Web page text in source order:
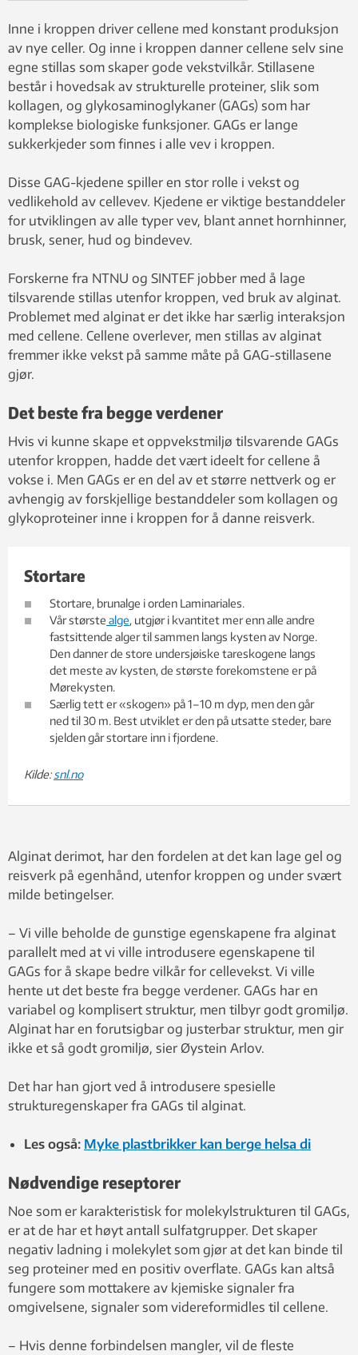
and scaffolding structures to be able to
grow cells and living tissue outside the
body,” says Øystein Arlov at SINTEF
Biotechnology. Photo: Per Henning / NTNU
Inne i kroppen driver cellene med konstant produksjon
av nye celler. Og inne i kroppen danner cellene selv sine
egne stillas som skaper gode vekstvilkår. Stillasene
består i hovedsak av strukturelle proteiner, slik som
kollagen, og glykosaminoglykaner (GAGs) som har
komplekse biologiske funksjoner. GAGs er lange
sukkerkjeder som finnes i alle vev i kroppen.
Disse GAG-kjedene spiller en stor rolle i vekst og
vedlikehold av cellevev. Kjedene er viktige bestanddeler
for utviklingen av alle typer vev, blant annet hornhinner,
brusk, sener, hud og bindevev.
Forskerne fra NTNU og SINTEF jobber med å lage
tilsvarende stillas utenfor kroppen, ved bruk av alginat.
Problemet med alginat er det ikke har særlig interaksjon
med cellene. Cellene overlever, men stillas av alginat
fremmer ikke vekst på samme måte på GAG-stillasene
gjør.
Det beste fra begge verdener
Hvis vi kunne skape et oppvekstmiljø tilsvarende GAGs
utenfor kroppen, hadde det vært ideelt for cellene å
vokse i. Men GAGs er en del av et større nettverk og er
avhengig av forskjellige bestanddeler som kollagen og
glykoproteiner inne i kroppen for å danne reisverk.
Stortare
Stortare, brunalge i orden Laminariales.
Vår største alge, utgjør i kvantitet mer enn alle andre
fastsittende alger til sammen langs kysten av Norge.
Den danner de store undersjøiske tareskogene langs
det meste av kysten, de største forekomstene er på
Mørekysten.
Særlig tett er «skogen» på 1–10 m dyp, men den går
ned til 30 m. Best utviklet er den på utsatte steder, bare
sjelden går stortare inn i fjordene.
Kilde: snl.no
Alginat derimot, har den fordelen at det kan lage gel og
reisverk på egenhånd, utenfor kroppen og under svært
milde betingelser.
– Vi ville beholde de gunstige egenskapene fra alginat
parallelt med at vi ville introdusere egenskapene til
GAGs for å skape bedre vilkår for cellevekst. Vi ville
hente ut det beste fra begge verdener. GAGs har en
variabel og komplisert struktur, men tilbyr godt gromiljø.
Alginat har en forutsigbar og justerbar struktur, men gir
ikke et så godt gromiljø, sier Øystein Arlov.
Det har han gjort ved å introdusere spesielle
strukturegenskaper fra GAGs til alginat.
Les også: Myke plastbrikker kan berge helsa di
Nødvendige reseptorer
Noe som er karakteristisk for molekylstrukturen til GAGs,
er at de har et høyt antall sulfatgrupper. Det skaper
negativ ladning i molekylet som gjør at det kan binde til
seg proteiner med en positiv overflate. GAGs kan altså
fungere som mottakere av kjemiske signaler fra
omgivelsene, signaler som videreformidles til cellene.
– Hvis denne forbindelsen mangler, vil de fleste